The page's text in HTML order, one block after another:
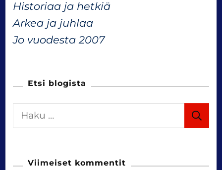
i
g
t
i
Historiaa ja hetkiä
Arkea ja juhlaa
Jo vuodesta 2007
Etsi blogista
a
Viimeiset kommentit